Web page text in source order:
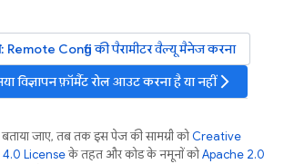
: Remote Configकी पैरामीटर वैल्यू मैनेज करना
विज्ञापन फ़ॉर्मैट रोल आउट करना है या नहींarrow_forward_ios
जाए, तब तक इस पेज की सामग्री कोCreative
4.0 Licenseके तहत और कोड के नमूनों कोApache 2.0